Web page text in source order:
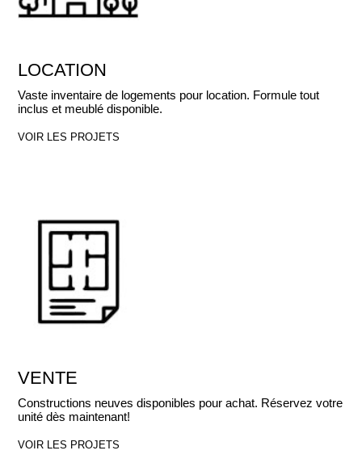
LOCATION
Vaste inventaire de logements pour location. Formule tout
inclus et meublé disponible.
VOIR LES PROJETS
VENTE
Constructions neuves disponibles pour achat. Réservez votre
unité dès maintenant!
VOIR LES PROJETS